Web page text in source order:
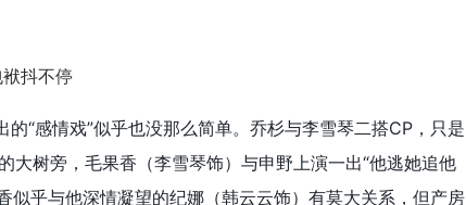
“感情戏”似乎也没那么简单。乔杉与李雪琴二搭CP，只是
大树旁，毛果香（李雪琴饰）与申野上演一出“他逃她追他
似乎与他深情凝望的纪娜（韩云云饰）有莫大关系，但产房